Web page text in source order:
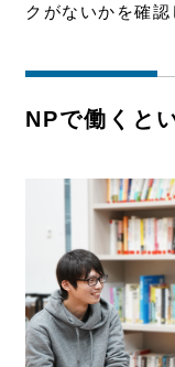
クがないかを確認
NPで働くと